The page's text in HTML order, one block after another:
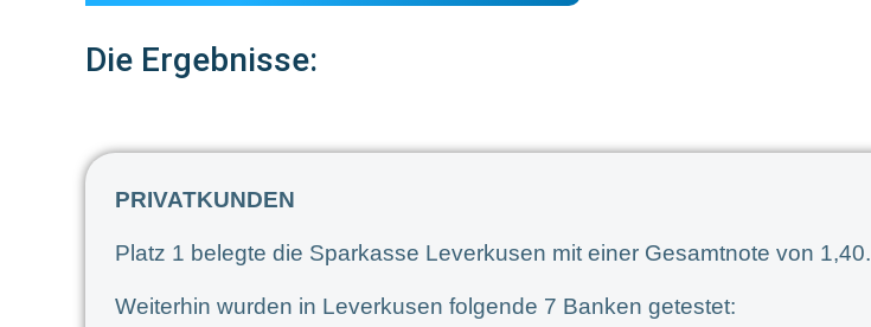
Die Ergebnisse:
PRIVATKUNDEN
Platz 1 belegte die Sparkasse Leverkusen mit einer Gesamtnote von 1,40.
Weiterhin wurden in Leverkusen folgende 7 Banken getestet: